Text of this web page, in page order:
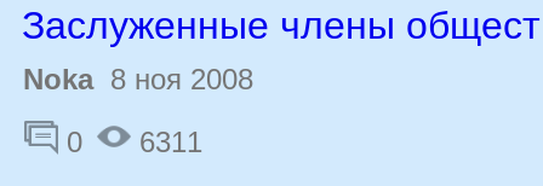
Заслуженные члены
Noka8 ноя 2008
0
6311